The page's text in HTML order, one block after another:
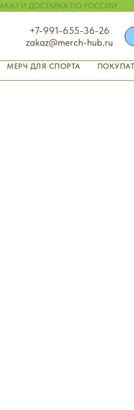
И ДОСТАВКА ПО РОССИИ
+7-991-655-36-26
zakaz@merch-hub.ru
МЕРЧ ДЛЯ СПОРТА